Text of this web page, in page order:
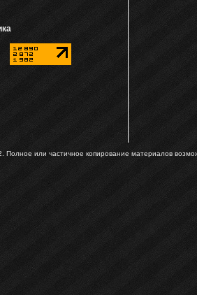
Полное или частичное копирование материалов